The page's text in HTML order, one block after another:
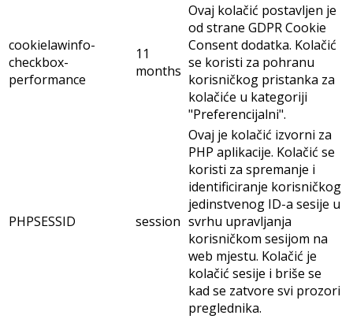
cookielawinfo-
checkbox-
performance
11
months
Ovaj kolačić postavljen je
od strane GDPR Cookie
Consent dodatka. Kolačić
se koristi za pohranu
korisničkog pristanka za
kolačiće u kategoriji
"Preferencijalni".
PHPSESSID session
Ovaj je kolačić izvorni za
PHP aplikacije. Kolačić se
koristi za spremanje i
identificiranje korisničkog
jedinstvenog ID-a sesije u
svrhu upravljanja
korisničkom sesijom na
web mjestu. Kolačić je
kolačić sesije i briše se
kad se zatvore svi prozori
preglednika.